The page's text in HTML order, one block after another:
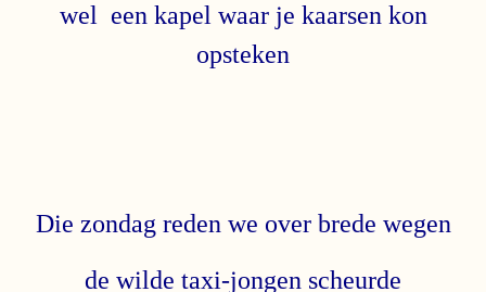
wel een kapel waar je kaarsen kon
opsteken
Die zondag reden we over brede wegen
de wilde taxi-jongen scheurde